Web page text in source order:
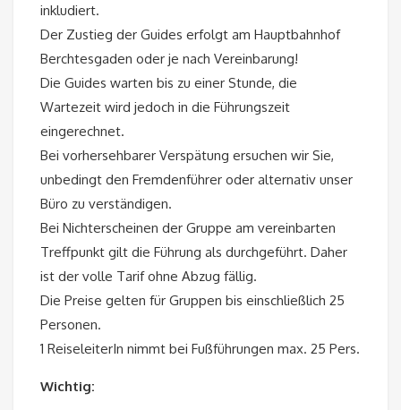
inkludiert.
Der Zustieg der Guides erfolgt am Hauptbahnhof
Berchtesgaden oder je nach Vereinbarung!
Die Guides warten bis zu einer Stunde, die
Wartezeit wird jedoch in die Führungszeit
eingerechnet.
Bei vorhersehbarer Verspätung ersuchen wir Sie,
unbedingt den Fremdenführer oder alternativ unser
Büro zu verständigen.
Bei Nichterscheinen der Gruppe am vereinbarten
Treffpunkt gilt die Führung als durchgeführt. Daher
ist der volle Tarif ohne Abzug fällig.
Die Preise gelten für Gruppen bis einschließlich 25
Personen.
1 ReiseleiterIn nimmt bei Fußführungen max. 25 Pers.
Wichtig: